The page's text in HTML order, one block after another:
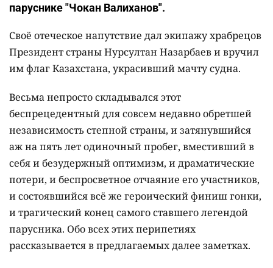
паруснике "Чокан Валиханов".
Своё отеческое напутствие дал экипажу храбрецов
Президент страны Нурсултан Назарбаев и вручил
им флаг Казахстана, украсивший мачту судна.
Весьма непросто складывался этот
беспрецедентный для совсем недавно обретшей
независимость степной страны, и затянувшийся
аж на пять лет одиночный пробег, вместивший в
себя и безудержный оптимизм, и драматические
потери, и беспросветное отчаяние его участников,
и состоявшийся всё же героический финиш гонки,
и трагический конец самого ставшего легендой
парусника. Обо всех этих перипетиях
рассказывается в предлагаемых далее заметках.